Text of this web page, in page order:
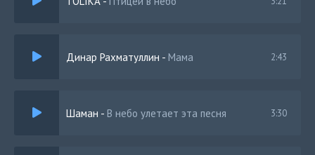
Динар Рахматуллин - Мама 2:43
Шаман - В небо улетает эта песня 3:30